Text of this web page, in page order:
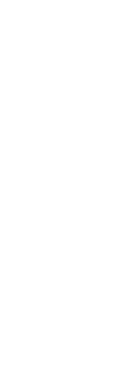
és